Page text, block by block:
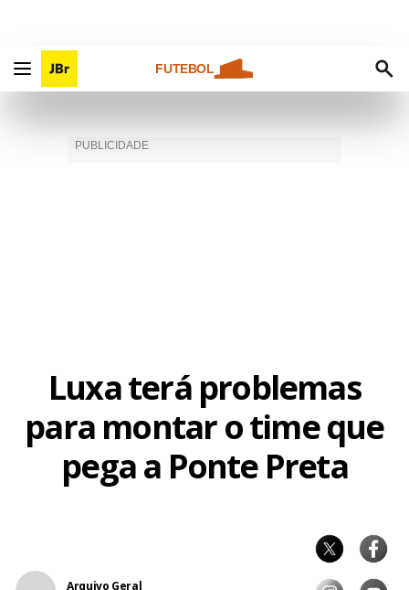
FUTEBOL
Luxa terá problemas
para montar o time que
pega a Ponte Preta
Arquivo Geral